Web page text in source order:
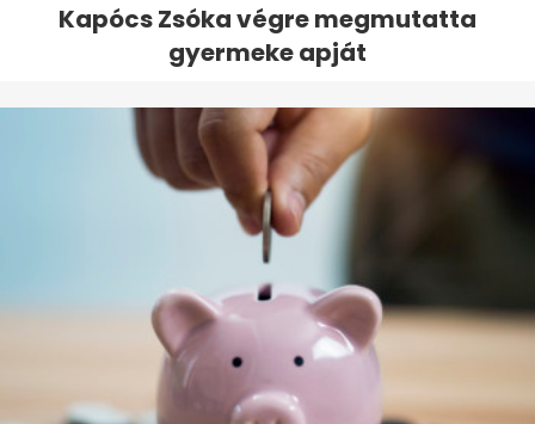
Kapócs Zsóka végre megmutatta
gyermeke apját